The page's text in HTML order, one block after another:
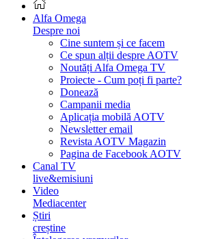
Alfa Omega
Despre noi
Cine suntem și ce facem
Ce spun alții despre AOTV
Noutăți Alfa Omega TV
Proiecte - Cum poți fi parte?
Donează
Campanii media
Aplicația mobilă AOTV
Newsletter email
Revista AOTV Magazin
Pagina de Facebook AOTV
Canal TV
live&emisiuni
Video
Mediacenter
Știri
creștine